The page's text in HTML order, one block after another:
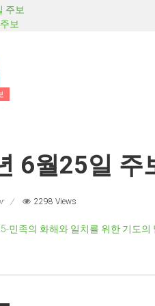
주보
보
6월25일 주
2298 Views
민족의 화해와 일치를 위한 기도의